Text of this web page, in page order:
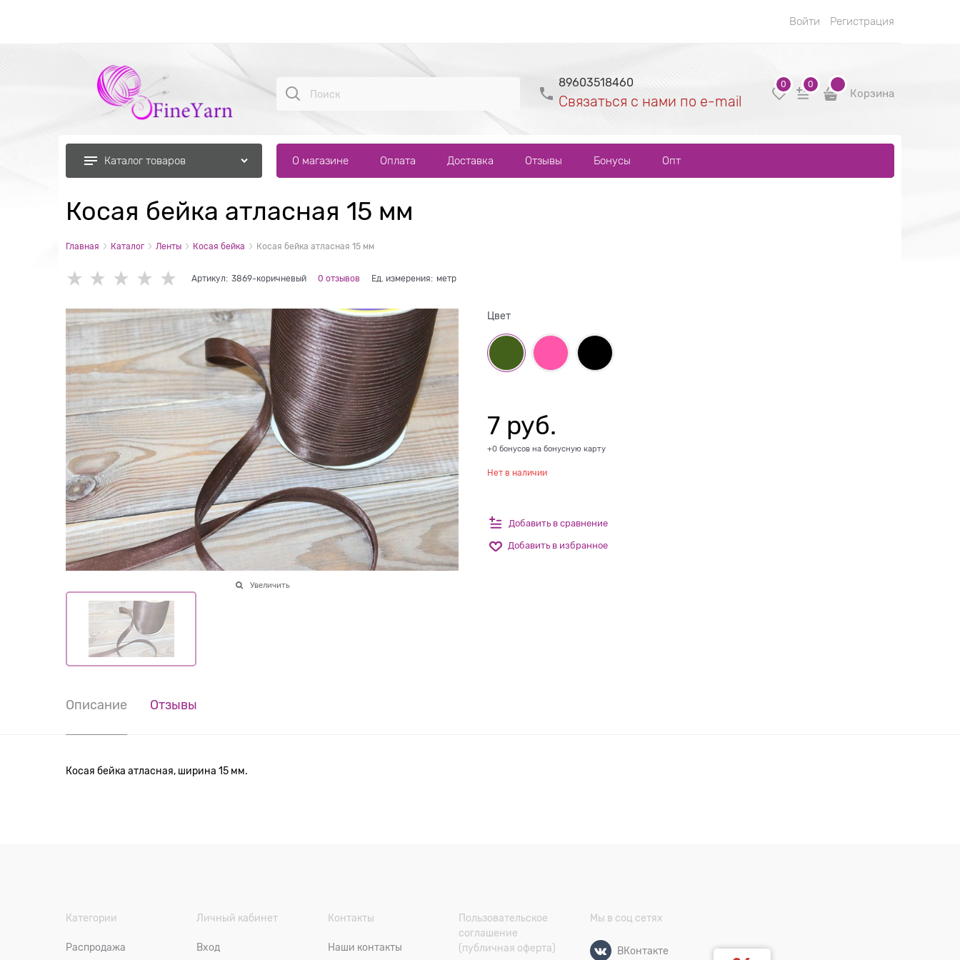
Войти Регистрация
89603518460
Связаться с нами по e-mail
0 0
Корзина
Каталог товаров О магазине Оплата Доставка Отзывы Бонусы Опт
Косая бейка атласная 15 мм
Главная Каталог Ленты Косая бейка Косая бейка атласная 15 мм
Артикул: 3869-коричневый 0 отзывов Ед. измерения: метр
Увеличить
Цвет
7 руб.
+0 бонусов на бонусную карту
Нет в наличии
Добавить в сравнение
Добавить в избранное
Описание Отзывы
Косая бейка атласная, ширина 15 мм.
Категории
Распродажа
Личный кабинет
Вход
Контакты
Наши контакты
Пользовательское
соглашение
(публичная оферта)
Мы в соц сетях
ВКонтакте